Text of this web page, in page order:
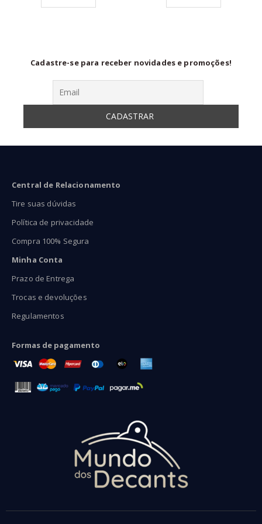
Cadastre-se para receber novidades e promoções!
Central de Relacionamento
Tire suas dúvidas
Política de privacidade
Compra 100% Segura
Minha Conta
Prazo de Entrega
Trocas e devoluções
Regulamentos
Formas de pagamento